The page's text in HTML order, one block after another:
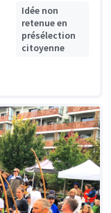
Idée non
retenue en
présélection
citoyenne